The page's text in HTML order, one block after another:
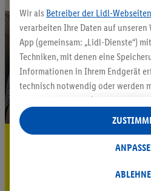
5.95 €
Wir als Betreiber der Lidl-
verarbeiten Ihre Daten auf unseren
App (gemeinsam: „Lidl-Dienste“)
Techniken, mit denen eine
Informationen in Ihrem Endgerät
technisch notwendig oder werden
auch durch Partner (u.a.
Verantwortliche; im Zusammenhang
insgesamt
Statistik-Erstellung oder für
Datenverarbeitungen für